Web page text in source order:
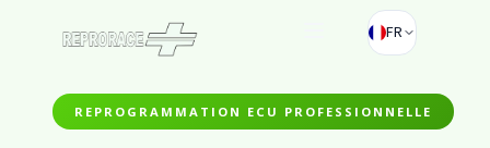
FR
REPROGRAMMATION ECU PROFESSIONNELLE